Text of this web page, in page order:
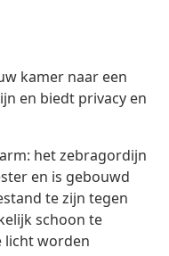
kamer naar een
en biedt privacy en
het zebragordijn
en is gebouwd
te zijn tegen
schoon te
licht worden